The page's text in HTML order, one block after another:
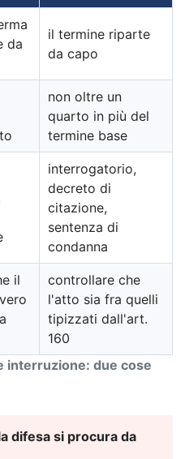
interruzione: due cose
da
il termine riparte
da capo
non oltre un
quarto in più del
termine base
interrogatorio,
decreto di
citazione,
sentenza di
condanna
il
controllare che
l'atto sia fra quelli
tipizzati dall'art.
160
difesa si procura da